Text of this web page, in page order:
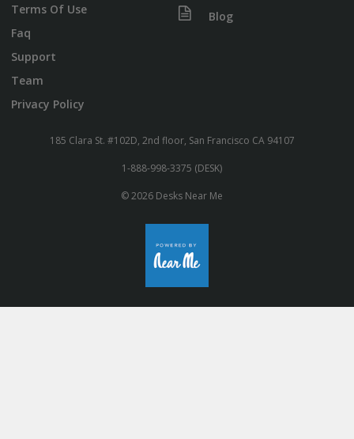
Terms Of Use
Faq
Support
Team
Privacy Policy
Blog
185 Clara St. #102D, 2nd floor, San Francisco CA 94107
1-888-998-3375 (DESK)
© 2026 Desks Near Me